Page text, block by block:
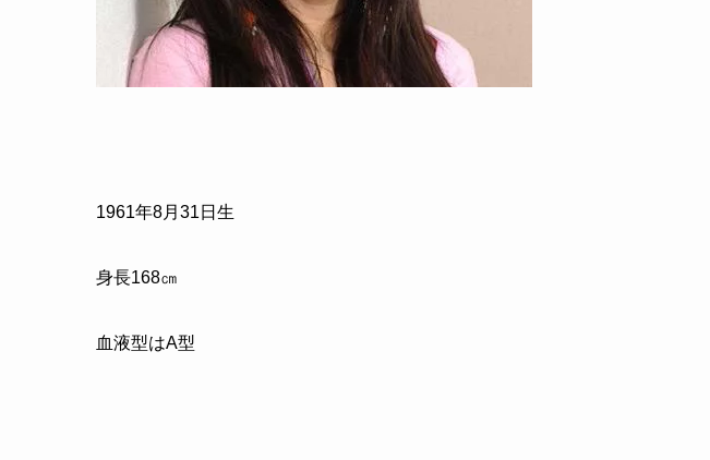
1961年8月31日生
身長168㎝
血液型はA型